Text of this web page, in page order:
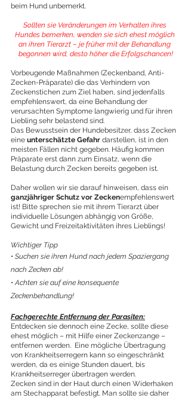
beim Hund unbemerkt.
Sollten sie Veränderungen im Verhalten ihres
Hundes bemerken, wenden sie sich ehest möglich
an ihren Tierarzt – je früher mit der Behandlung
begonnen wird, desto höher die Erfolgschancen!
Vorbeugende Maßnahmen (Zeckenband, Anti-
Zecken-Präparate) die das Verhindern von
Zeckenstichen zum Ziel haben, sind jedenfalls
empfehlenswert, da eine Behandlung der
verursachten Symptome langwierig und für ihren
Liebling sehr belastend sind.
Das Bewusstsein der Hundebesitzer, dass Zecken
eine unterschätzte Gefahr darstellen, ist in den
meisten Fällen nicht gegeben. Häufig kommen
Präparate erst dann zum Einsatz, wenn die
Belastung durch Zecken bereits gegeben ist.
Daher wollen wir sie darauf hinweisen, dass ein
ganzjähriger Schutz vor Zeckenempfehlenswert
ist! Bitte sprechen sie mit ihrem Tierarzt über
individuelle Lösungen abhängig von Größe,
Gewicht und Freizeitaktivitäten ihres Lieblings!
Wichtiger Tipp
• Suchen sie ihren Hund nach jedem Spaziergang
nach Zecken ab!
• Achten sie auf eine konsequente
Zeckenbehandlung!
Fachgerechte Entfernung der Parasiten:
Entdecken sie dennoch eine Zecke, sollte diese
ehest möglich – mit Hilfe einer Zeckenzange –
entfernen werden.  Eine mögliche Übertragung
von Krankheitserregern kann so eingeschränkt
werden, da es einige Stunden dauert, bis
Krankheitserreger übertragen werden.
Zecken sind in der Haut durch einen Widerhaken
am Stechapparat befestigt. Man sollte sie daher